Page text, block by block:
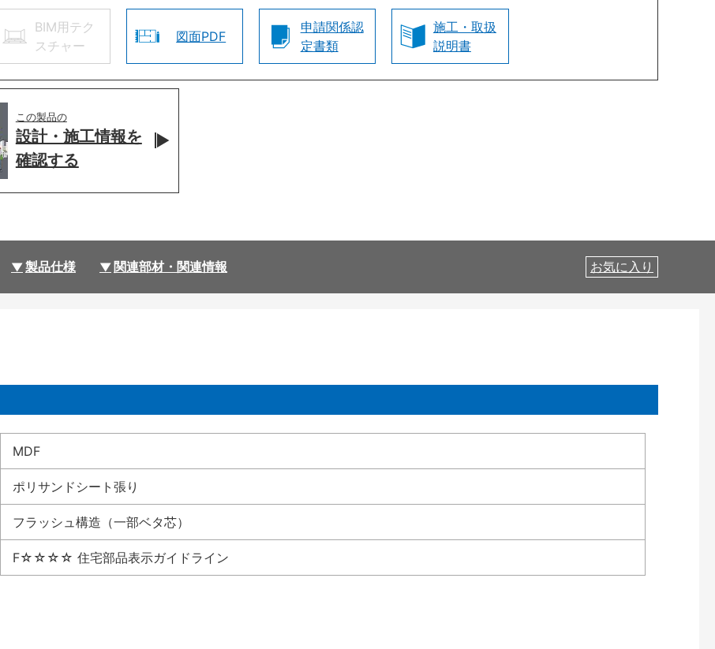
BIM用テク
スチャー
図面PDF
申請関係認
定書類
施工・取扱
説明書
この製品の
設計・施工情報を
確認する
製品仕様 関連部材・関連情報 お気に入り
MDF
ポリサンドシート張り
フラッシュ構造（一部ベタ芯）
F☆☆☆☆ 住宅部品表示ガイドライン